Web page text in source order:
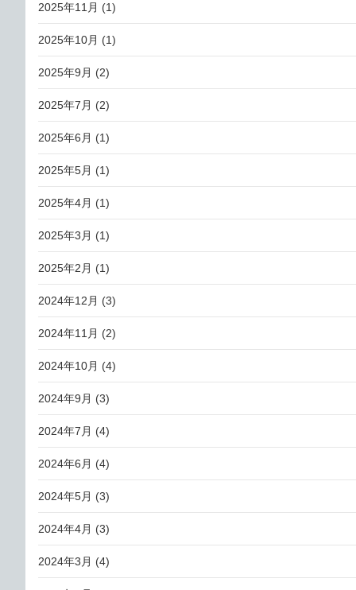
2025年11月 (1)
2025年10月 (1)
2025年9月 (2)
2025年7月 (2)
2025年6月 (1)
2025年5月 (1)
2025年4月 (1)
2025年3月 (1)
2025年2月 (1)
2024年12月 (3)
2024年11月 (2)
2024年10月 (4)
2024年9月 (3)
2024年7月 (4)
2024年6月 (4)
2024年5月 (3)
2024年4月 (3)
2024年3月 (4)